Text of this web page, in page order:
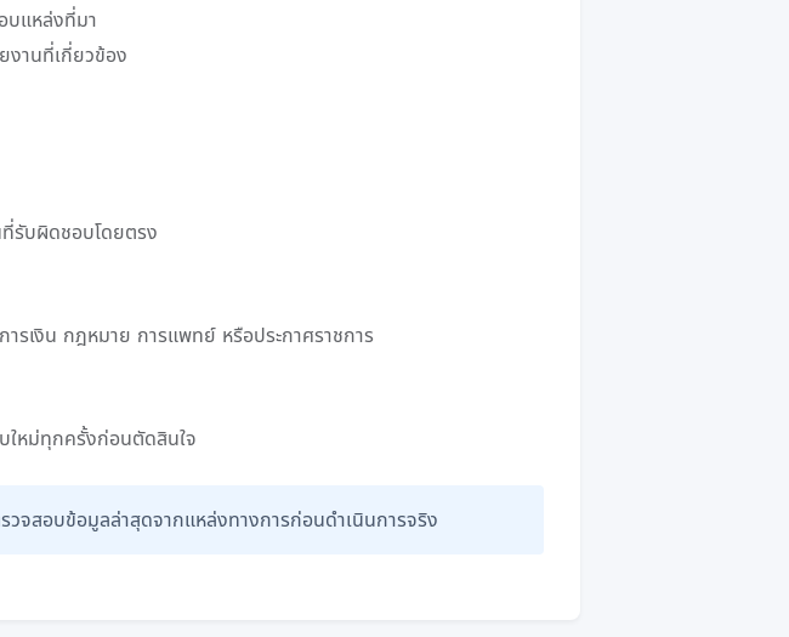
บแหล่งที่มา
งานที่เกี่ยวข้อง
ที่รับผิดชอบโดยตรง
ารเงิน กฎหมาย การแพทย์ หรือประกาศราชการ
ใหม่ทุกครั้งก่อนตัดสินใจ
จสอบข้อมูลล่าสุดจากแหล่งทางการก่อนดำเนินการจริง